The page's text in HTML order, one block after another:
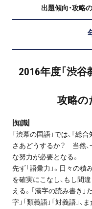
プロ家庭教師の英検
費用について
お申込みの流れ
よくある質問
採用情報
インフォメーション
会社概要
出題傾向・攻略
2016年度「渋
攻略の
[知識]
「渋幕の国語」では、「総
さあどうするか？ 当然、
な努力が必要となる。
先ず「語彙力」。日々の積
を確実にこなし、もし間
える。「漢字の読み書き」
字」「類義語」「対義語」、